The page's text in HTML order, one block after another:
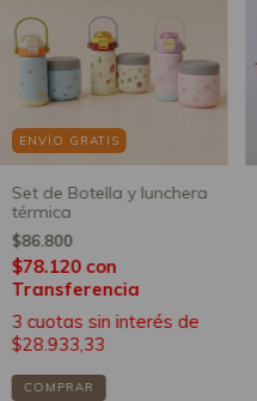
ENVÍO GRATIS
Set de Botella y lunchera
térmica
$86.800
$78.120 con
Transferencia
3 cuotas sin interés de
$28.933,33
COMPRAR